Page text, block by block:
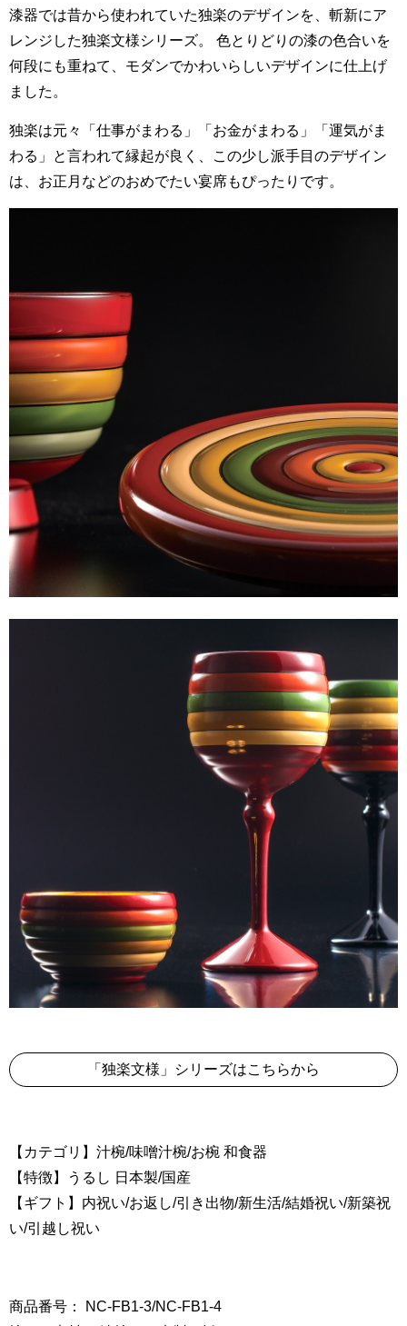
漆器では昔から使われていた独楽のデザインを、斬新にア
レンジした独楽文様シリーズ。 色とりどりの漆の色合いを
何段にも重ねて、モダンでかわいらしいデザインに仕上げ
ました。
独楽は元々「仕事がまわる」「お金がまわる」「運気がま
わる」と言われて縁起が良く、この少し派手目のデザイン
は、お正月などのおめでたい宴席もぴったりです。
「独楽文様」シリーズはこちらから
【カテゴリ】汁椀/味噌汁椀/お椀 和食器
【特徴】うるし 日本製/国産
【ギフト】内祝い/お返し/引き出物/新生活/結婚祝い/新築祝
い/引越し祝い
商品番号： NC-FB1-3/NC-FB1-4